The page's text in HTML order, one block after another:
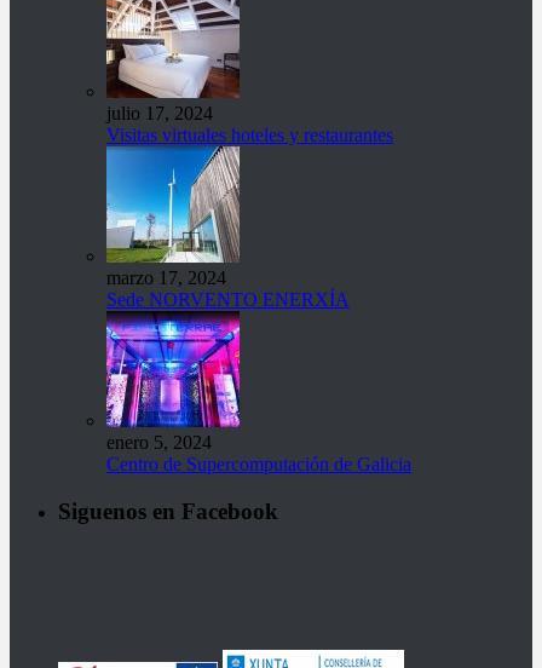
julio 17, 2024
Visitas virtuales hoteles y restaurantes
marzo 17, 2024
Sede NORVENTO ENERXÍA
enero 5, 2024
Centro de Supercomputación de Galicia
Siguenos en Facebook